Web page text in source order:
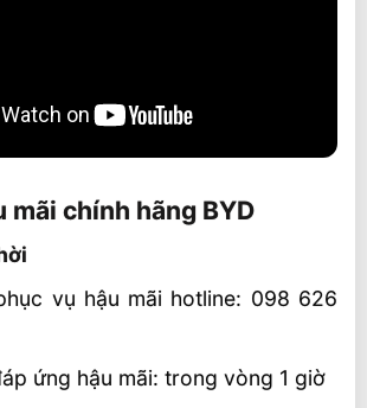
mãi chính hãng BYD
vụ hậu mãi hotline: 098 626
ứng hậu mãi: trong vòng 1 giờ